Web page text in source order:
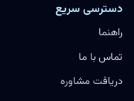
دسترسی سریع
راهنما
تماس با ما
دریافت مشاوره